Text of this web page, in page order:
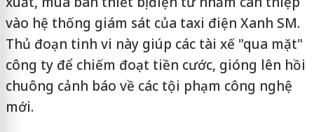
vào hệ thống giám sát của taxi điện Xanh SM.
Thủ đoạn tinh vi này giúp các tài xế "qua mặt"
công ty để chiếm đoạt tiền cước, gióng lên hồi
chuông cảnh báo về các tội phạm công nghệ
mới.